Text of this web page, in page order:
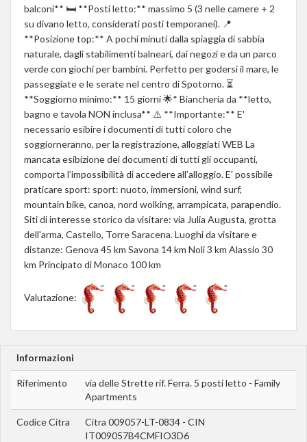
balconi** 🛏 **Posti letto:** massimo 5 (3 nelle camere + 2
su divano letto, considerati posti temporanei). 📍
**Posizione top:** A pochi minuti dalla spiaggia di sabbia
naturale, dagli stabilimenti balneari, dai negozi e da un parco
verde con giochi per bambini. Perfetto per godersi il mare, le
passeggiate e le serate nel centro di Spotorno. ⏳
**Soggiorno minimo:** 15 giorni 🌟* Biancheria da **letto,
bagno e tavola NON inclusa** ⚠️ **Importante:** E'
necessario esibire i documenti di tutti coloro che
soggiorneranno, per la registrazione, alloggiati WEB La
mancata esibizione dei documenti di tutti gli occupanti,
comporta l’impossibilità di accedere all’alloggio. E' possibile
praticare sport: sport: nuoto, immersioni, wind surf,
mountain bike, canoa, nord wolking, arrampicata, parapendio.
Siti di interesse storico da visitare: via Julia Augusta, grotta
dell'arma, Castello, Torre Saracena. Luoghi da visitare e
distanze: Genova 45 km Savona 14 km Noli 3 km Alassio 30
km Principato di Monaco 100 km
Valutazione:
Informazioni
Riferimento
via delle Strette rif. Ferra. 5 posti letto - Family
Apartments
Codice Citra
Citra 009057-LT-0834 - CIN
IT009057B4CMFIO3D6